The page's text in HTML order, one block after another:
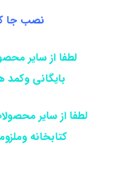
نصب جا
لطفا از سایر
بایگانی وکمد
لطفا از سایر
کتابخانه